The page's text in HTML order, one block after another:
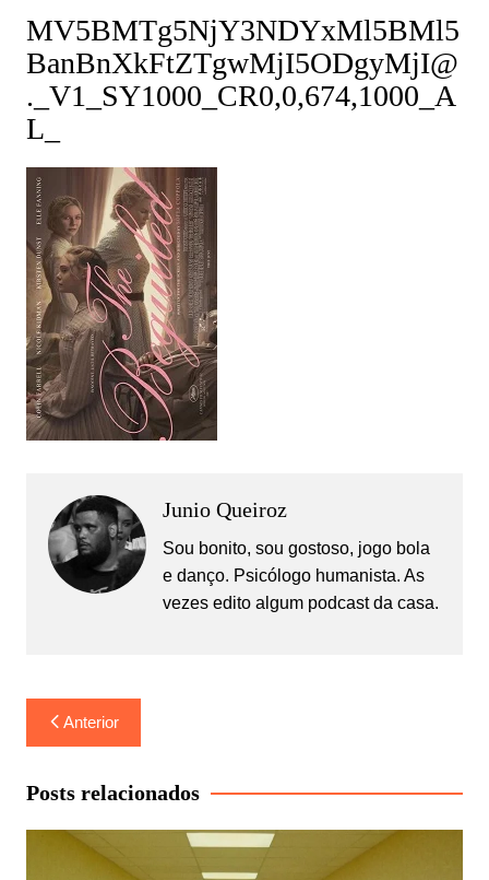
MV5BMTg5NjY3NDYxMl5BMl5
BanBnXkFtZTgwMjI5ODgyMjI@
._V1_SY1000_CR0,0,674,1000_A
L_
Junio Queiroz
Sou bonito, sou gostoso, jogo bola
e danço. Psicólogo humanista. As
vezes edito algum podcast da casa.
Navegação
de
Post
Anterior
Posts relacionados